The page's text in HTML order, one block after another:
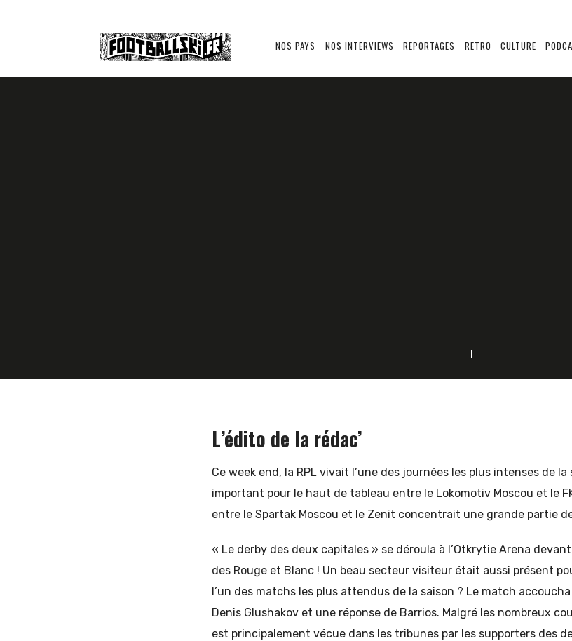
Footballski NOS PAYS NOS INTERVIEWS REPORTAGES RETRO CULTURE
L’édito de la rédac’
Ce week end, la RPL vivait l’une des journées les plus intenses de
important pour le haut de tableau entre le Lokomotiv Moscou et le
entre le Spartak Moscou et le Zenit concentrait une grande partie
« Le derby des deux capitales » se déroula à l’Otkrytie Arena
des Rouge et Blanc ! Un beau secteur visiteur était aussi présent
l’un des matchs les plus attendus de la saison ? Le match
Denis Glushakov et une réponse de Barrios. Malgré les nombreux
est principalement vécue dans les tribunes par les supporters des